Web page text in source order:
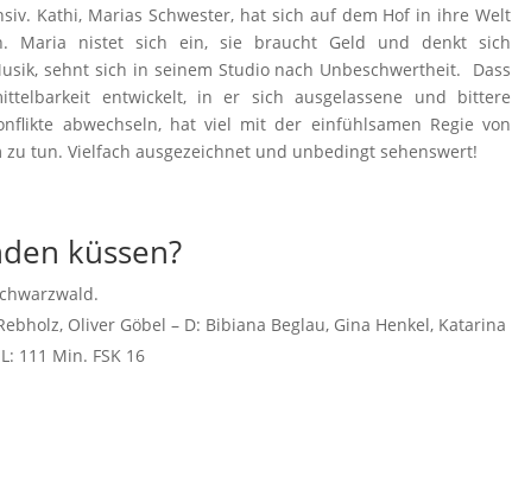
Kathi, Marias Schwester, hat sich auf dem Hof in ihre Welt
Maria nistet sich ein, sie braucht Geld und denkt sich
sehnt sich in seinem Studio nach Unbeschwertheit. Dass
entwickelt, in er sich ausgelassene und bittere
abwechseln, hat viel mit der einfühlsamen Regie von
tun. Vielfach ausgezeichnet und unbedingt sehenswert!
küssen?
, Oliver Göbel – D: Bibiana Beglau, Gina Henkel, Katarina
111 Min. FSK 16